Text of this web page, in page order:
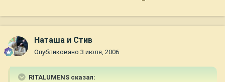
Наташа и Стив
Опубликовано 3 июля, 2006
RITALUMENS сказал: